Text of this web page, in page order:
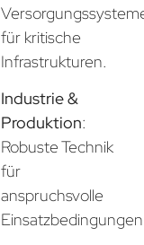
für kritische
Infrastrukturen.
Industrie &
Produktion:
Robuste Technik
für
anspruchsvolle